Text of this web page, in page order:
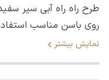
طرح راه راه آبی سیر
روی باسن مناسب
نمایش بیشتر